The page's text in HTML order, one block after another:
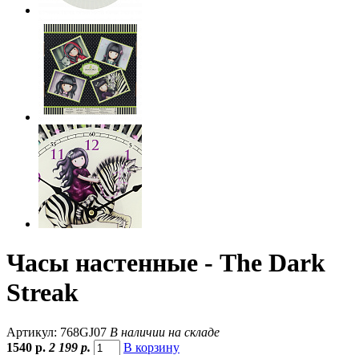
Часы настенные - The Dark
Streak
Артикул: 768GJ07 В наличии на складе
1540 р. 2 199 р.
В корзину